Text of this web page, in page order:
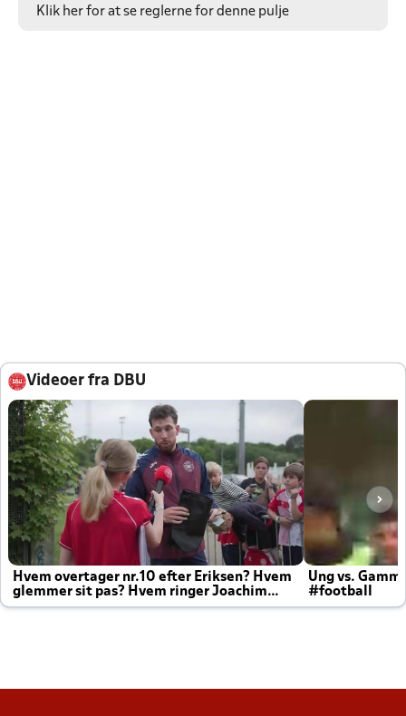
Klik her for at se reglerne for denne pulje
Videoer fra DBU
Hvem overtager nr.10 efter Eriksen? Hvem
glemmer sit pas? Hvem ringer Joachim
altid til efter kampe?
Ung vs.
#football